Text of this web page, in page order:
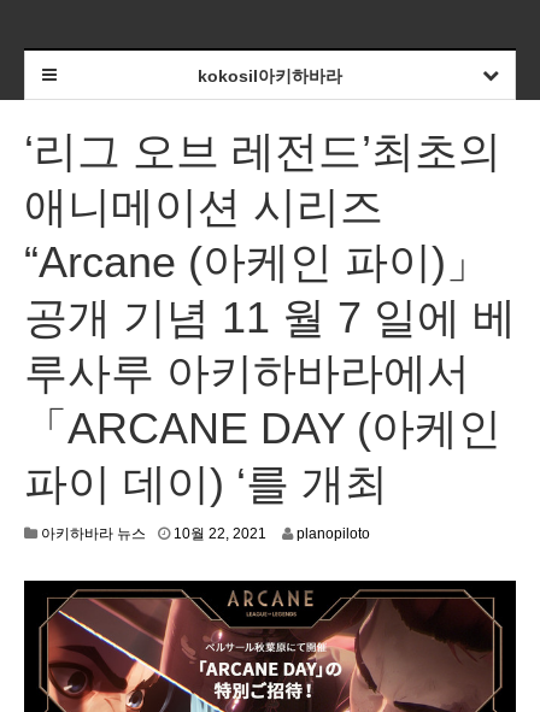
kokosil아키하바라
‘리그 오브 레전드’최초의
애니메이션 시리즈
“Arcane (아케인 파이)」
공개 기념 11 월 7 일에 베
루사루 아키하바라에서
「ARCANE DAY (아케인
파이 데이) ‘를 개최
아키하바라 뉴스 10월 22, 2021
2
1
,
2
0
2
planopiloto